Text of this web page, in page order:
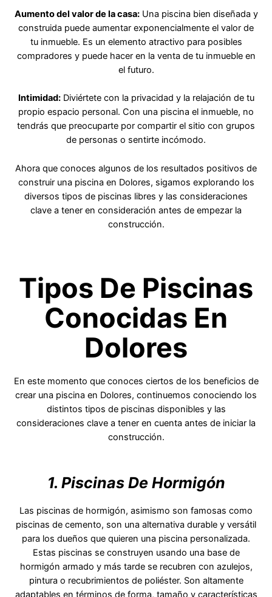
Aumento del valor de la casa:Una piscina bien diseñada y
construida puede aumentar exponencialmente el valor de
tu inmueble. Es un elemento atractivo para posibles
compradores y puede hacer en la venta de tu inmueble en
el futuro.
Intimidad:Diviértete con la privacidad y la relajación de tu
propio espacio personal. Con una piscina el inmueble, no
tendrás que preocuparte por compartir el sitio con grupos
de personas o sentirte incómodo.
Ahora que conoces algunos de los resultados positivos de
construir una piscina en Dolores, sigamos explorando los
diversos tipos de piscinas libres y las consideraciones
clave a tener en consideración antes de empezar la
construcción.
Tipos De Piscinas
Conocidas En
Dolores
En este momento que conoces ciertos de los beneficios de
crear una piscina en Dolores, continuemos conociendo los
distintos tipos de piscinas disponibles y las
consideraciones clave a tener en cuenta antes de iniciar la
construcción.
1. Piscinas De Hormigón
Las piscinas de hormigón, asimismo son famosas como
piscinas de cemento, son una alternativa durable y versátil
para los dueños que quieren una piscina personalizada.
Estas piscinas se construyen usando una base de
hormigón armado y más tarde se recubren con azulejos,
pintura o recubrimientos de poliéster. Son altamente